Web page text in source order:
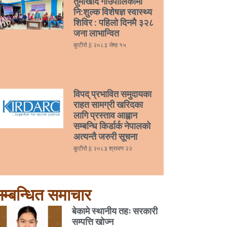
नि:शुल्क विशेषज्ञ स्वास्थ्य
शिविर : पहिलो दिनमै ३२८
जना लाभान्वित
कुटीरो २०८३ जेष्ठ १५
विपद् प्रभावित समुदायका
राहत सामग्री खरिदका
लागि प्रस्ताव आह्वान
सम्बन्धि किर्डार्क नेपालको
अत्यन्तै जरुरी सूचना
कुटीरो २०८३ श्रावण २२
समाचार
बेकामे स्थानीय तहः सरकारी
सम्पत्ति खोज्न